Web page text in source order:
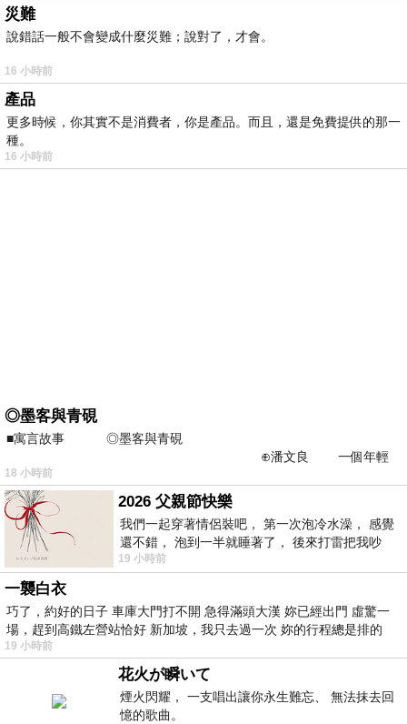
災難
說錯話一般不會變成什麼災難；說對了，才會。
16 小時前
產品
更多時候，你其實不是消費者，你是產品。而且，還是免費提供的那一
種。
16 小時前
◎墨客與青硯
■寓言故事 ◎墨客與青硯
⊕潘文良 一個年輕
的墨客，在京城的古玩肆裡
18 小時前
2026 父親節快樂
我們一起穿著情侶裝吧， 第一次泡冷水澡， 感覺
還不錯， 泡到一半就睡著了， 後來打雷把我吵
醒， 手
19 小時前
一襲白衣
巧了，約好的日子 車庫大門打不開 急得滿頭大漢 妳已經出門 虛驚一
場，趕到高鐵左營站恰好 新加坡，我只去過一次 妳的行程總是排的
19 小時前
花火が瞬いて
煙火閃耀， 一支唱出讓你永生難忘、 無法抹去回
憶的歌曲。